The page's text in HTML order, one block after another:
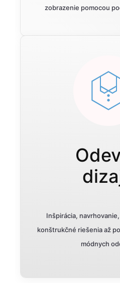
zobrazenie pomocou
Inšpirácia,
konštrukčné riešenia až
módnych